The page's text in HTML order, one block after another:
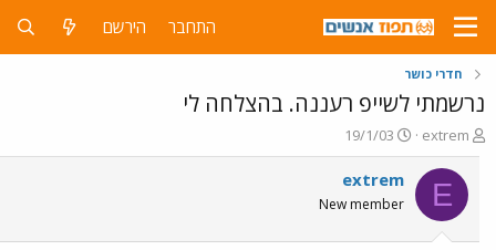
התחבר הירשם
חדרי כושר
נרשמתי לשייפ רעננה. בהצלחה לי
פ
ו
ת
ח
ה
extrem
פ
ו
ר
ם
19/1/03
E
extrem
New member